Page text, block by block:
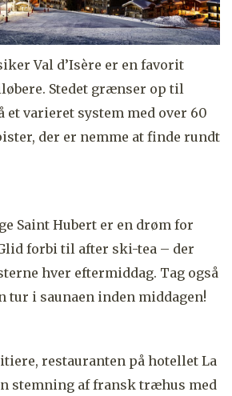
Val d’Isère er en favorit
Stedet grænser op til
et varieret system med over 60
der er nemme at finde rundt
Saint Hubert er en drøm for
forbi til after ski-tea – der
hver eftermiddag. Tag også
tur i saunaen inden middagen!
restauranten på hotellet La
stemning af fransk træhus med